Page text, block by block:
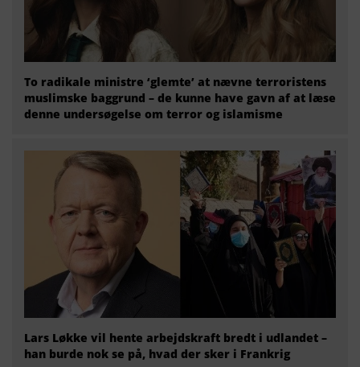
To radikale ministre ‘glemte’ at nævne terroristens
muslimske baggrund – de kunne have gavn af at læse
denne undersøgelse om terror og islamisme
Lars Løkke vil hente arbejdskraft bredt i udlandet –
han burde nok se på, hvad der sker i Frankrig